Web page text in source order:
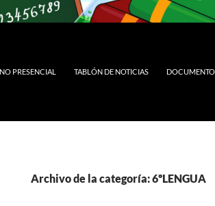
PRESENCIAL TABLÓN DE NOTICIAS
Archivo de la categoría: 6ºLENGUA